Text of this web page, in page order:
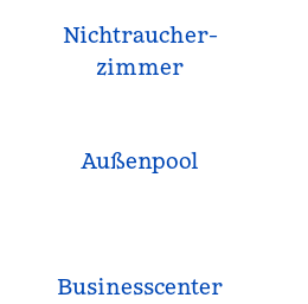
Nichtraucher­
zimmer
Außenpool
Business­center